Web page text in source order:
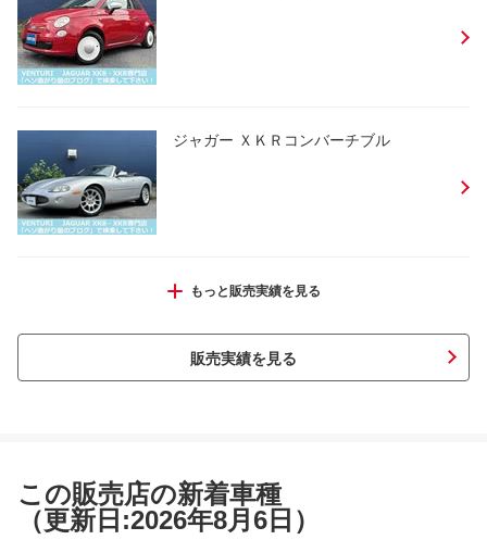
ジャガー ＸＫＲコンバーチブル
ジャガー Ｓタイプ ４．２ソブリン
もっと販売実績を見る
販売実績を見る
この販売店の新着車種
（更新日:2026年8月6日）